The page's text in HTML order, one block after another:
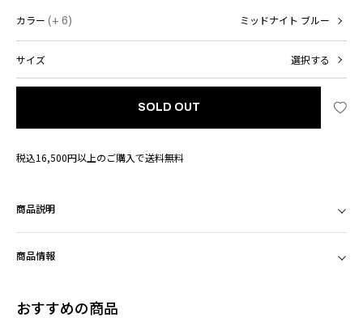
カラー (+ 6) ミッドナイト ブルー
サイズ 選択する
SOLD OUT
税込16,500円以上のご購入で送料無料
商品説明
商品情報
おすすめの商品